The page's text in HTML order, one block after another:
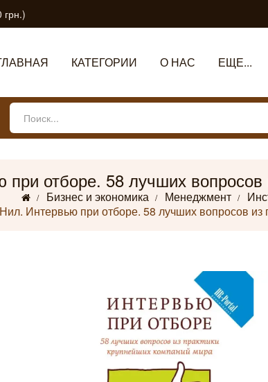
грн.)
КАТЕГОРИИ О НАС ЕЩЕ...
отборе. 58 лучших вопросов
Бизнес и экономика Менеджмент
Интервью при отборе. 58 лучших вопросов из